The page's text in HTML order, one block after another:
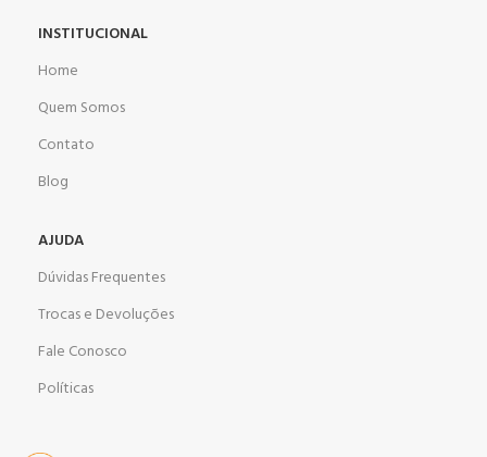
INSTITUCIONAL
Home
Quem Somos
Contato
Blog
AJUDA
Dúvidas Frequentes
Trocas e Devoluções
Fale Conosco
Políticas